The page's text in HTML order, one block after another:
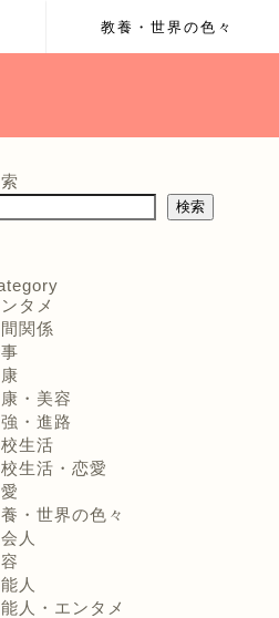
教養・世界の色々
検索
タメ
間関係
・美容
・進路
生活
生活・恋愛
・世界の色々
人
人
人・エンタメ